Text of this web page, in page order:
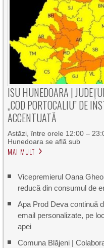
ISU HUNEDOARA |
„COD PORTOCALIU” DE
ACCENTUATĂ
Astăzi, între orele 12:00 –
Hunedoara se află sub
MAI MULT
Vicepremierul Oana
reducă din consumul de
Apa Prod Deva continuă
email personalizate, pe
apei
Comuna Blăjeni |